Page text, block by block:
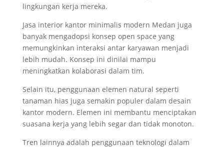
lingkungan kerja mereka.
Jasa interior kantor minimalis modern Medan juga
banyak mengadopsi konsep open space yang
memungkinkan interaksi antar karyawan menjadi
lebih mudah. Konsep ini dinilai mampu
meningkatkan kolaborasi dalam tim.
Selain itu, penggunaan elemen natural seperti
tanaman hias juga semakin populer dalam desain
kantor modern. Elemen ini membantu menciptakan
suasana kerja yang lebih segar dan tidak monoton.
Tren lainnya adalah penggunaan teknologi dalam